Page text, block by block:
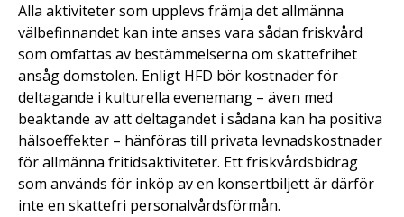
Alla aktiviteter som upplevs främja det allmänna
välbefinnandet kan inte anses vara sådan friskvård
som omfattas av bestämmelserna om skattefrihet
ansåg domstolen. Enligt HFD bör kostnader för
deltagande i kulturella evenemang – även med
beaktande av att deltagandet i sådana kan ha positiva
hälsoeffekter – hänföras till privata levnadskostnader
för allmänna fritidsaktiviteter. Ett friskvårdsbidrag
som används för inköp av en konsertbiljett är därför
inte en skattefri personalvårdsförmån.